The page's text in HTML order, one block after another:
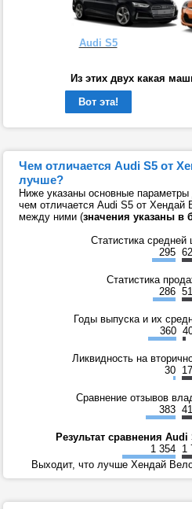
Audi S5
Из этих двух какая
Вот эта!
Чем отличается Audi S5 от
лучше?
Ниже указаны основные
чем отличается Audi S5 от Хендай
между ними (значения указаны в
Статистика средней
295
Статистика
286
Годы выпуска и их
360
Ликвидность на
30
Сравнение отзывов
383
Результат сравнения
1 354 1
Выходит, что лучше Хендай